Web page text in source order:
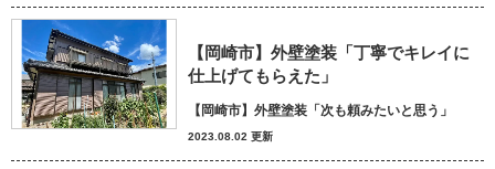
【岡崎市】外壁塗装「丁寧でキレイに
仕上げてもらえた」
【岡崎市】外壁塗装「次も頼みたいと思う」
2023.08.02 更新